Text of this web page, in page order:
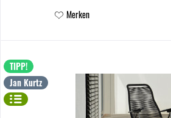
Merken
TIPP!
Jan Kurtz